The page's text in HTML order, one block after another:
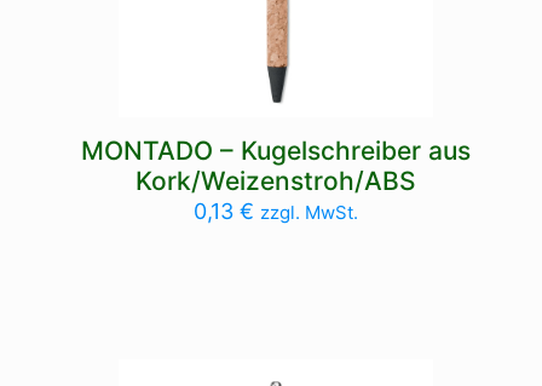
MONTADO – Kugelschreiber aus
Kork/Weizenstroh/ABS
0,13€ zzgl. MwSt.